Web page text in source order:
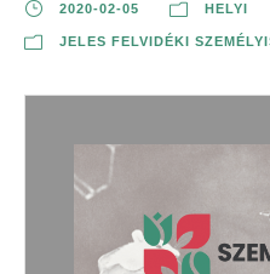
2020-02-05 HELYI
JELES FELVIDÉKI